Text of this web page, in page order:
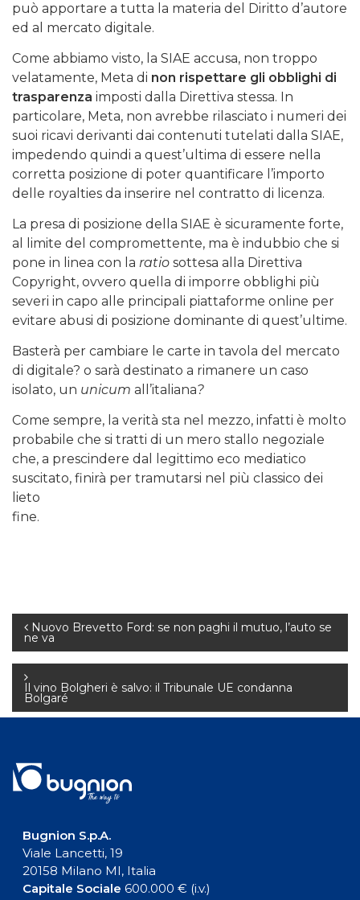
può apportare a tutta la materia del Diritto d’autore
ed al mercato digitale.
Come abbiamo visto, la SIAE accusa, non troppo
velatamente, Meta di non rispettare gli obblighi di
trasparenza imposti dalla Direttiva stessa. In
particolare, Meta, non avrebbe rilasciato i numeri dei
suoi ricavi derivanti dai contenuti tutelati dalla SIAE,
impedendo quindi a quest’ultima di essere nella
corretta posizione di poter quantificare l’importo
delle royalties da inserire nel contratto di licenza.
La presa di posizione della SIAE è sicuramente forte,
al limite del compromettente, ma è indubbio che si
pone in linea con la ratio sottesa alla Direttiva
Copyright, ovvero quella di imporre obblighi più
severi in capo alle principali piattaforme online per
evitare abusi di posizione dominante di quest’ultime.
Basterà per cambiare le carte in tavola del mercato
di digitale? o sarà destinato a rimanere un caso
isolato, un unicum all’italiana?
Come sempre, la verità sta nel mezzo, infatti è molto
probabile che si tratti di un mero stallo negoziale
che, a prescindere dal legittimo eco mediatico
suscitato, finirà per tramutarsi nel più classico dei
lieto
fine.
Navigazione
articoli
Nuovo Brevetto Ford: se non paghi il mutuo, l’auto se
ne va
Il vino Bolgheri è salvo: il Tribunale UE condanna
Bolgaré
Bugnion S.p.A.
Viale Lancetti, 19
20158 Milano MI, Italia
Capitale Sociale 600.000 € (i.v.)